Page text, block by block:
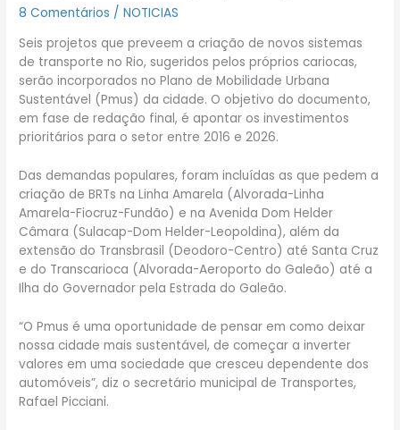
8 Comentários /NOTICIAS
Seis projetos que preveem a criação de novos sistemas
de transporte no Rio, sugeridos pelos próprios cariocas,
serão incorporados no Plano de Mobilidade Urbana
Sustentável (Pmus) da cidade. O objetivo do documento,
em fase de redação final, é apontar os investimentos
prioritários para o setor entre 2016 e 2026.
Das demandas populares, foram incluídas as que pedem a
criação de BRTs na Linha Amarela (Alvorada-Linha
Amarela-Fiocruz-Fundão) e na Avenida Dom Helder
Câmara (Sulacap-Dom Helder-Leopoldina), além da
extensão do Transbrasil (Deodoro-Centro) até Santa Cruz
e do Transcarioca (Alvorada-Aeroporto do Galeão) até a
Ilha do Governador pela Estrada do Galeão.
“O Pmus é uma oportunidade de pensar em como deixar
nossa cidade mais sustentável, de começar a inverter
valores em uma sociedade que cresceu dependente dos
automóveis”, diz o secretário municipal de Transportes,
Rafael Picciani.